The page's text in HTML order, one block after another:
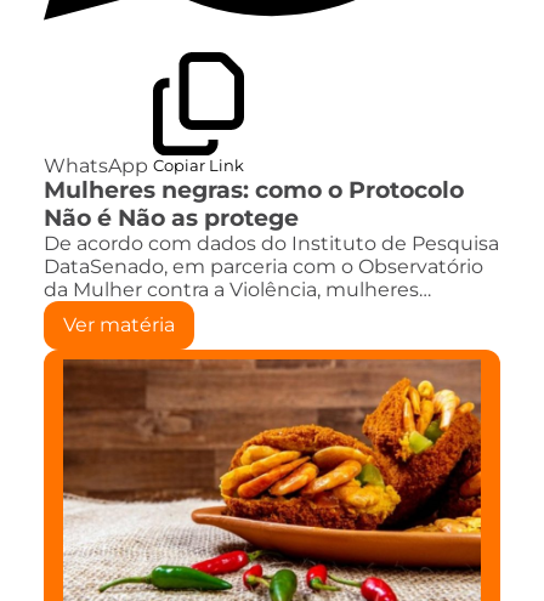
WhatsApp Copiar Link
Mulheres negras: como o Protocolo
Não é Não as protege
De acordo com dados do Instituto de Pesquisa
DataSenado, em parceria com o Observatório
da Mulher contra a Violência, mulheres…
Ver matéria